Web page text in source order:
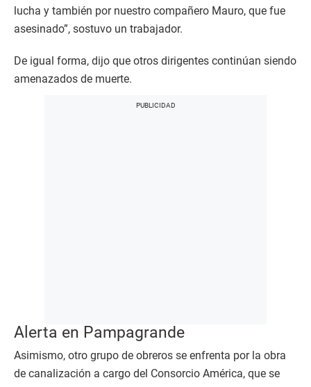
lucha y también por nuestro compañero Mauro, que fue
asesinado”, sostuvo un trabajador.
De igual forma, dijo que otros dirigentes continúan siendo
amenazados de muerte.
Alerta en Pampagrande
Asimismo, otro grupo de obreros se enfrenta por la obra
de canalización a cargo del Consorcio América, que se